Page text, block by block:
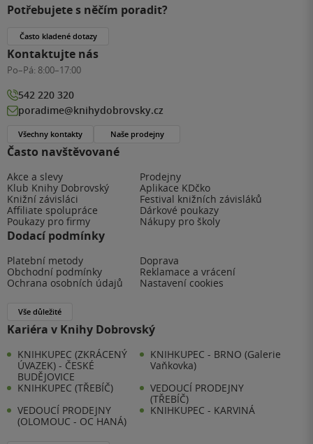
Často navštěvované
Akce a slevy
Prodejny
Klub Knihy Dobrovský
Aplikace KDčko
Knižní závisláci
Festival knižních závisláků
Affiliate spolupráce
Dárkové poukazy
Poukazy pro firmy
Nákupy pro školy
Dodací podmínky
Platební metody
Doprava
Obchodní podmínky
Reklamace a vrácení
Ochrana osobních údajů
Nastavení cookies
Vše důležité
Kariéra v Knihy Dobrovský
KNIHKUPEC (ZKRÁCENÝ
ÚVAZEK) - ČESKÉ
BUDĚJOVICE
KNIHKUPEC - BRNO (Galerie
Vaňkovka)
KNIHKUPEC (TŘEBÍČ)
VEDOUCÍ PRODEJNY
(TŘEBÍČ)
VEDOUCÍ PRODEJNY
(OLOMOUC - OC HANÁ)
KNIHKUPEC - KARVINÁ
Potřebujete s něčím poradit?
Často kladené dotazy
Kontaktujte nás
Po–Pá: 8:00–17:00
542 220 320
poradime@knihydobrovsky.cz
Všechny kontakty Naše prodejny